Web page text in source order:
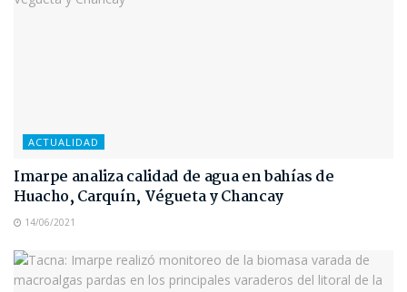
ACTUALIDAD
Imarpe analiza calidad de agua en bahías de
Huacho, Carquín, Végueta y Chancay
14/06/2021